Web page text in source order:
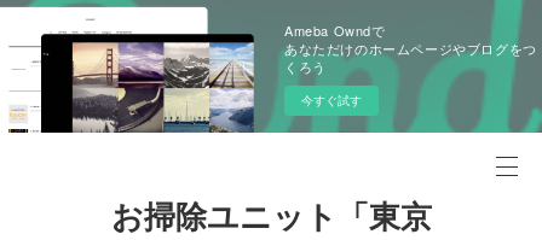
Ameba Owndで
あなただけのホームページやブログをつ
くろう
今すぐ試す
お掃除ユニット「東京